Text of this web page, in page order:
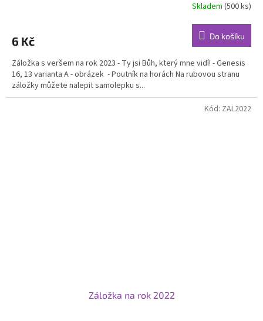
Skladem (500 ks)
6 Kč Do košíku
Záložka s veršem na rok 2023 - Ty jsi Bůh, který mne vidí! - Genesis
16, 13 varianta A - obrázek - Poutník na horách Na rubovou stranu
záložky můžete nalepit samolepku s...
Záložka na rok 2022
Kód: ZAL2022